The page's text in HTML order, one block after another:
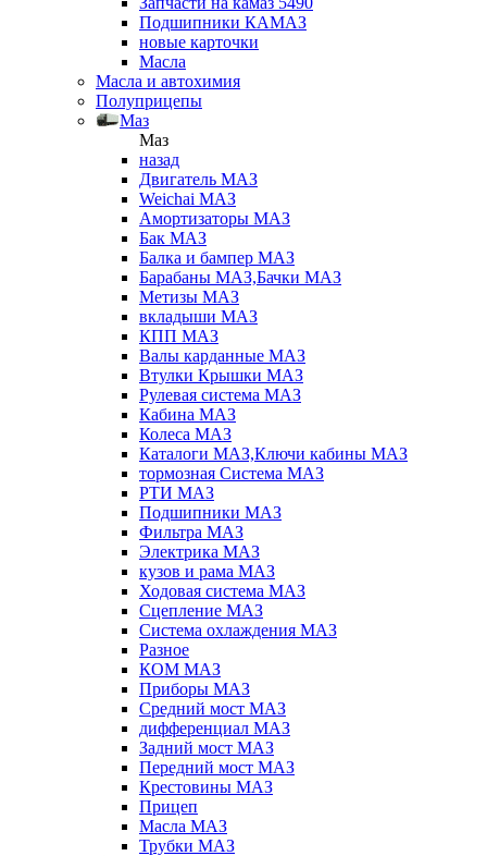
Подшипники КАМАЗ
новые карточки
Масла
Масла и автохимия
Полуприцепы
Маз
Маз
назад
Двигатель МАЗ
Weichai МАЗ
Амортизаторы МАЗ
Бак МАЗ
Балка и бампер МАЗ
Барабаны МАЗ,Бачки МАЗ
Метизы МАЗ
вкладыши МАЗ
КПП МАЗ
Валы карданные МАЗ
Втулки Крышки МАЗ
Рулевая система МАЗ
Кабина МАЗ
Колеса МАЗ
Каталоги МАЗ,Ключи кабины МАЗ
тормозная Система МАЗ
РТИ МАЗ
Подшипники МАЗ
Фильтра МАЗ
Электрика МАЗ
кузов и рама МАЗ
Ходовая система МАЗ
Сцепление МАЗ
Система охлаждения МАЗ
Разное
КОМ МАЗ
Приборы МАЗ
Средний мост МАЗ
дифференциал МАЗ
Задний мост МАЗ
Передний мост МАЗ
Крестовины МАЗ
Прицеп
Масла МАЗ
Трубки МАЗ